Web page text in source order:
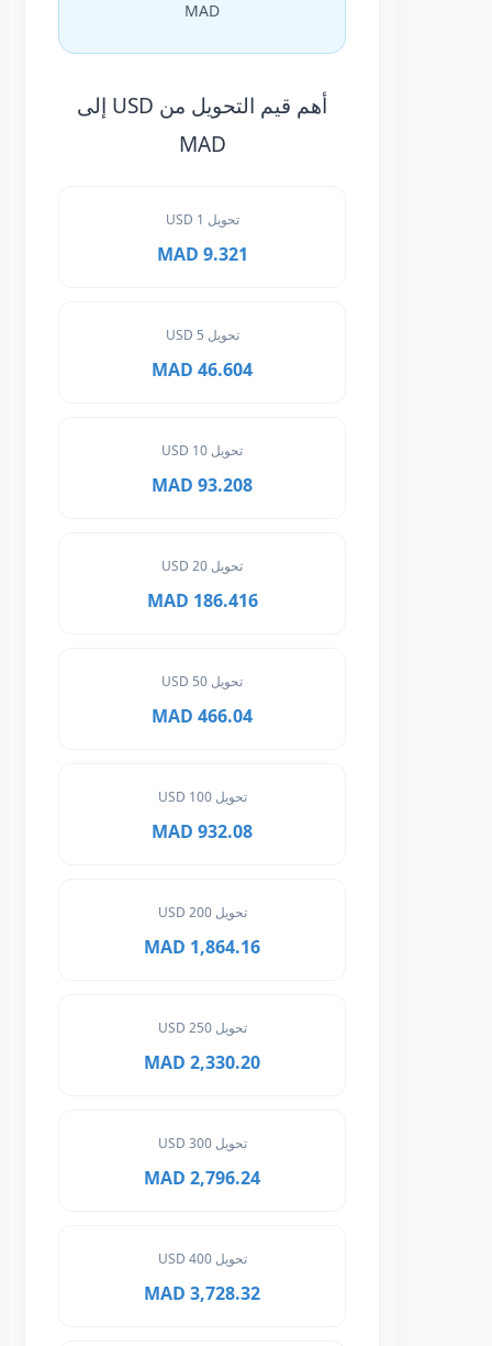
أهم قيم التحويل من USD إلى
MAD
تحويل 1 USD
9.321 MAD
تحويل 5 USD
46.604 MAD
93.208 MAD
186.416 MAD
466.04 MAD
تحويل 100 USD
932.08 MAD
تحويل 200 USD
1,864.16 MAD
تحويل 250 USD
2,330.20 MAD
تحويل 300 USD
2,796.24 MAD
تحويل 400 USD
3,728.32 MAD